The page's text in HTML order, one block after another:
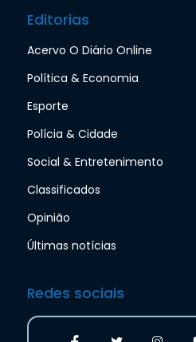
Editorias
Acervo O Diário Online
Política & Economia
Esporte
Polícia & Cidade
Social & Entretenimento
Classificados
Opinião
Últimas notícias
Redes sociais